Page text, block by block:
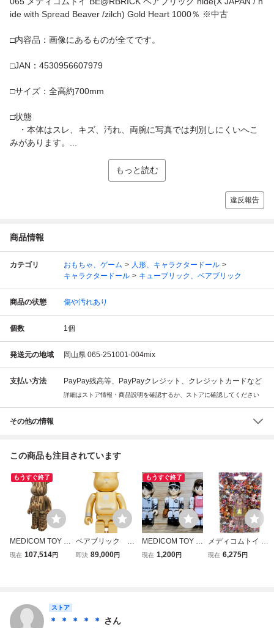
ide with Spread Beaver /zilch) Gold Heart 1000％ ※中古
□内容品：画像にあるものが全てです。
□JAN：4530956607979
□サイズ：全高約700mm
□状態
・本体はスレ、キズ、汚れ、両腕に写真では判別しにくいへこ
みがあります。...
もっと読む
違反報告
商品情報
カテゴリ おもちゃ、ゲーム
人形、キャラクタードール
キャラクタードール
キューブリック、ベアブリック
商品の状態 傷や汚れあり
個数 1個
発送元の地域 岡山県 065-251001-004mix
支払い方法 PayPay残高等、PayPayクレジット、クレジットカードなど
詳細はストア情報・商品説明を確認するか、ストアに確認してください
その他の情報
この商品も注目されています
もうすぐ終了
MEDICOM TOY B
E@RBRICK YOS
ック 中古 美品 T1
1397755
現在 107,514円
ベアブリック BE
@RBRICK mast
即決 89,000円
もうすぐ終了
MEDICOM TOY メ
ディコムトイ BE
現在 1,200円
メディコムトイ B
E@RBRICK ベア
現在 6,275円
ストア
＊ ＊ ＊ ＊ ＊ さん